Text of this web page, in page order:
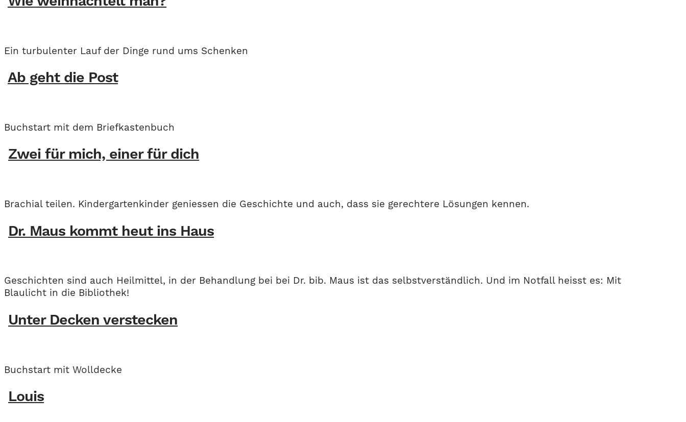
Ein turbulenter Lauf der Dinge rund ums Schenken
Ab geht die Post
Buchstart mit dem Briefkastenbuch
Zwei für mich, einer für dich
Brachial teilen. Kindergartenkinder geniessen die Geschichte und auch, dass sie gerechtere Lösungen kennen.
Dr. Maus kommt heut ins Haus
Geschichten sind auch Heilmittel, in der Behandlung bei bei Dr. bib. Maus ist das selbstverständlich. Und im Notfall heisst es: Mit
Blaulicht in die Bibliothek!
Unter Decken verstecken
Buchstart mit Wolldecke
Louis